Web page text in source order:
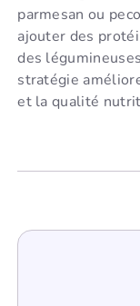
parmesan ou
ajouter des
des
stratégie
et la qualité